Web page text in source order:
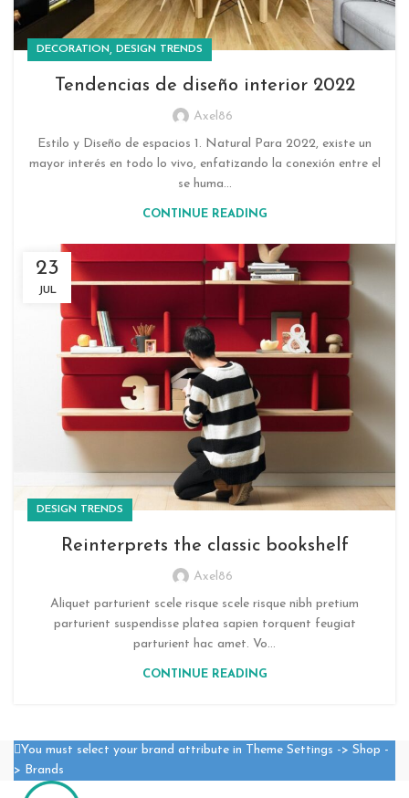
DECORATION, DESIGN TRENDS
Tendencias de diseño interior 2022
Axel86
Estilo y Diseño de espacios 1. Natural Para 2022, existe un
mayor interés en todo lo vivo, enfatizando la conexión entre el
se huma...
CONTINUE READING
23
JUL
DESIGN TRENDS
Reinterprets the classic bookshelf
Axel86
Aliquet parturient scele risque scele risque nibh pretium
parturient suspendisse platea sapien torquent feugiat
parturient hac amet. Vo...
CONTINUE READING
You must select your brand attribute in Theme Settings -> Shop -
> Brands